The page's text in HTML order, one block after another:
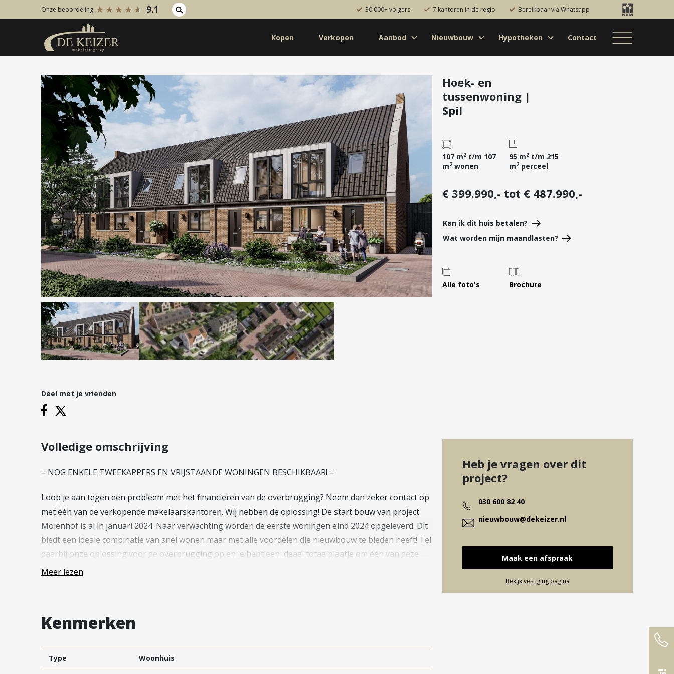
Koopaanbod
Bestaande bouw
Internationaal
Nieuwbouw
Bedrijfsaanbod
Huuraanbod
Bestaande bouw
Internationaal
Nieuwbouw
Bedrijfsaanbod
Diensten
Kopen
Verkopen
Huren
Verhuren
Taxeren
Verzekeren
Projectontwikkelaars
Hypotheken
Hypotheekadvies
Hypotheek oversluiten
Hypotheek verhogen
Starterslening
Financiële check
Banken
Duurzame hypotheek
Reviews Contact Leer ons kennen
Ons Team
Vacatures
Vestigingen
Vestiging Vleuten-De Meern en
Leidsche Rijn
Vestiging Vianen
Vestiging Maarssen
Onze beoordeling 9.1 30.000+ volgers 7 kantoren in de regio Bereikbaar via Whatsapp
Kopen Verkopen Aanbod
Bestaande bouw
Bedrijfsaanbod
Nieuwbouw
Nieuwbouw Hypotheken
Hypotheek
verhogen
Financiële check
Duurzame
hypotheek
Contact
Hoek- en
tussenwoning |
Spil
107 m2 t/m 107
m2 wonen
95 m2 t/m 215
m2 perceel
€ 399.990,- tot € 487.990,-
Kan ik dit huis betalen?
Wat worden mijn maandlasten?
Alle foto's Brochure
Deel met je vrienden
Volledige omschrijving
– NOG ENKELE TWEEKAPPERS EN VRIJSTAANDE WONINGEN BESCHIKBAAR! –
Loop je aan tegen een probleem met het financieren van de overbrugging? Neem dan zeker contact op
met één van de verkopende makelaarskantoren. Wij hebben de oplossing! De start bouw van project
Molenhof is al in januari 2024. Naar verwachting worden de eerste woningen eind 2024 opgeleverd. Dit
biedt een ideale combinatie van snel wonen maar met alle voordelen die nieuwbouw te bieden heeft! Tel
daarbij onze oplossing voor de overbrugging op en je hebt een ideaal totaalplaatje om één van deze
prachtige woningen te bewonen.
uit voor een vrijblijvend gesprek. Tijdens dit gesprek nemen we het project, de woning en het verdere
met de vele mogelijkheden.
Meer lezen
Kenmerken
Type Woonhuis
Heb je vragen over dit
project?
030 600 82 40
nieuwbouw@dekeizer.nl
Maak een afspraak
Bekijk vestiging pagina